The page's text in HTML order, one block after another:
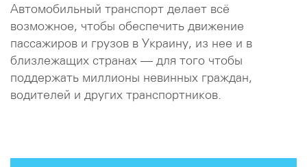
Автомобильный транспорт делает всё
возможное, чтобы обеспечить движение
пассажиров и грузов в Украину, из нее и в
близлежащих странах — для того чтобы
поддержать миллионы невинных граждан,
водителей и других транспортников.